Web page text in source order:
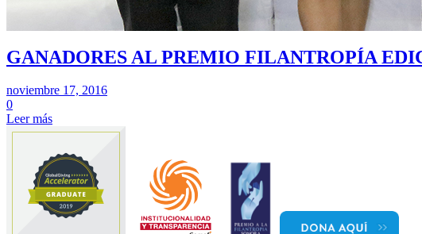
GANADORES AL PREMIO FILANTROPÍA
noviembre 17, 2016
0
Leer más